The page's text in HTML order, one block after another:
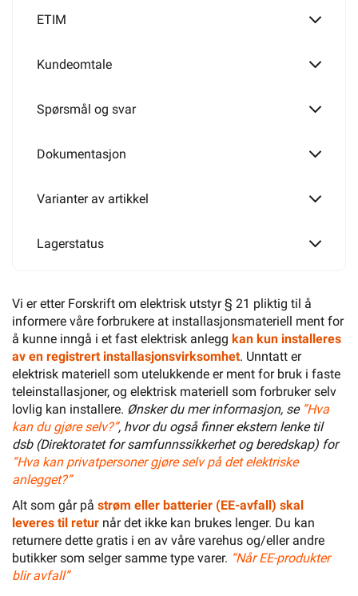
T160
ETIM
Kundeomtale
Spørsmål og svar
Dokumentasjon
Varianter av artikkel
Lagerstatus
Vi er etter Forskrift om elektrisk utstyr § 21 pliktig til å
informere våre forbrukere at installasjonsmateriell ment for
å kunne inngå i et fast elektrisk anlegg kan kun installeres
av en registrert installasjonsvirksomhet. Unntatt er
elektrisk materiell som utelukkende er ment for bruk i faste
teleinstallasjoner, og elektrisk materiell som forbruker selv
lovlig kan installere. Ønsker du mer informasjon, se ”Hva
kan du gjøre selv?”, hvor du også finner ekstern lenke til
dsb (Direktoratet for samfunnssikkerhet og beredskap) for
“Hva kan privatpersoner gjøre selv på det elektriske
anlegget?”
Alt som går på strøm eller batterier (EE-avfall) skal
leveres til retur når det ikke kan brukes lenger. Du kan
returnere dette gratis i en av våre varehus og/eller andre
butikker som selger samme type varer. “Når EE-produkter
blir avfall”